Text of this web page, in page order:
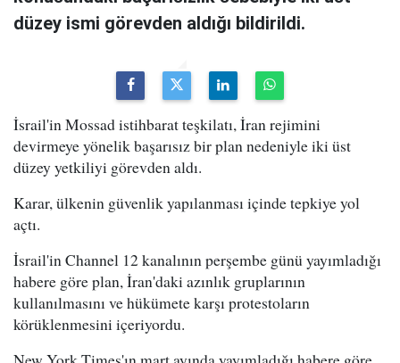
düzey ismi görevden aldığı bildirildi.
İsrail'in Mossad istihbarat teşkilatı, İran rejimini
devirmeye yönelik başarısız bir plan nedeniyle iki üst
düzey yetkiliyi görevden aldı.
Karar, ülkenin güvenlik yapılanması içinde tepkiye yol
açtı.
İsrail'in Channel 12 kanalının perşembe günü yayımladığı
habere göre plan, İran'daki azınlık gruplarının
kullanılmasını ve hükümete karşı protestoların
körüklenmesini içeriyordu.